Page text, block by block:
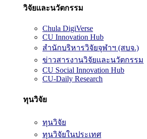
วิจัยและนวัตกรรม
Chula DigiVerse
CU Innovation Hub
สำนักบริหารวิจัยจุฬาฯ (สบจ.)
ข่าวสารงานวิจัยและนวัตกรรม
CU Social Innovation Hub
CU-Daily Research
ทุนวิจัย
ทุนวิจัย
ทุนวิจัยในประเทศ